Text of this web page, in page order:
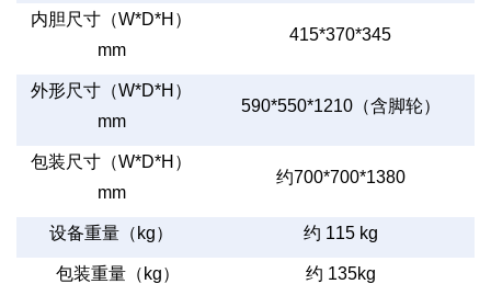
内胆尺寸（W*D*H ）
mm
415*370*345
外形尺寸（W*D*H ）
mm
590*550*1210（含脚轮）
包装尺寸（W*D*H ）
mm
约700*700*1380
设备重量（ kg） 约 115 kg
包装重量（ kg） 约 135kg